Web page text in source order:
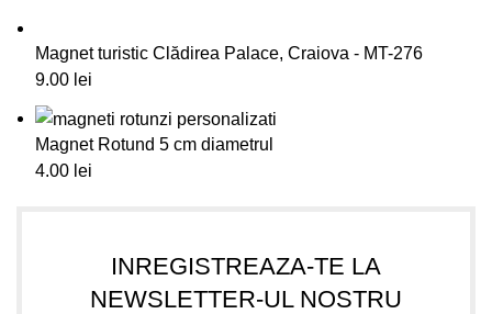
Magnet turistic Clădirea Palace, Craiova - MT-276
9.00 lei
Magnet Rotund 5 cm diametrul
4.00 lei
INREGISTREAZA-TE LA
NEWSLETTER-UL NOSTRU